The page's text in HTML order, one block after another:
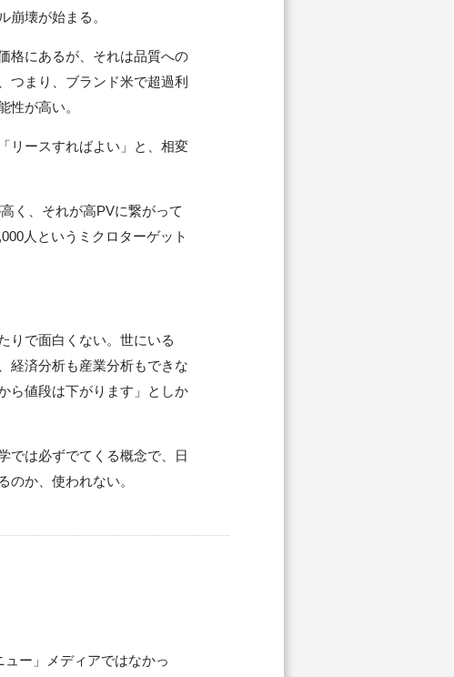
壊が始まる。
格にあるが、それは品質への
つまり、ブランド米で超過利
性が高い。
リースすればよい」と、相変
く、それが高PVに繋がって
人というミクロターゲット
りで面白くない。世にいる
経済分析も産業分析もできな
ら値段は下がります」としか
では必ずでてくる概念で、日
か、使われない。
ー」メディアではなかっ